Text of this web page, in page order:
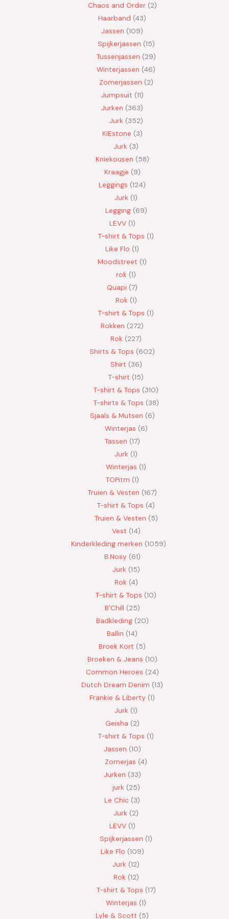
Chaos and Order 2
Haarband 43
Jassen 109
Spijkerjassen 15
Tussenjassen 29
Winterjassen 46
Zomerjassen 2
Jumpsuit 11
Jurken 363
Jurk 352
KIEstone 3
Jurk 3
Kniekousen 58
Kraagje 9
Leggings 124
Jurk 1
Legging 69
LEVV 1
T-shirt & Tops 1
Like Flo 1
Moodstreet 1
rok 1
Quapi 7
Rok 1
T-shirt & Tops 1
Rokken 272
Rok 227
Shirts & Tops 602
Shirt 36
T-shirt 15
T-shirt & Tops 310
T-shirts & Tops 38
Sjaals & Mutsen 6
Winterjas 6
Tassen 17
Jurk 1
Winterjas 1
TOPitm 1
Truien & Vesten 167
T-shirt & Tops 4
Truien & Vesten 5
Vest 14
Kinderkleding merken 1059
B.Nosy 61
Jurk 15
Rok 4
T-shirt & Tops 10
B'Chill 25
Badkleding 20
Ballin 14
Broek Kort 5
Broeken & Jeans 10
Common Heroes 24
Dutch Dream Denim 13
Frankie & Liberty 1
Jurk 1
Geisha 2
T-shirt & Tops 1
Jassen 10
Zomerjas 4
Jurken 33
jurk 25
Le Chic 3
Jurk 2
LEVV 1
Spijkerjassen 1
Like Flo 109
Jurk 12
Rok 12
T-shirt & Tops 17
Winterjas 1
Lyle & Scott 5